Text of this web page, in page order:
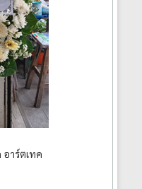
าร์ตเทค